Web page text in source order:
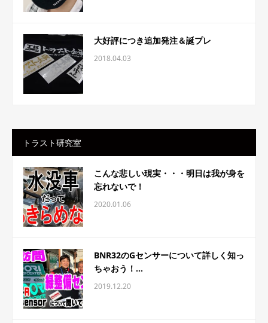
大好評につき追加発注＆誕プレ
2018.04.03
トラスト研究室
こんな悲しい現実・・・明日は我が身を
忘れないで！
2020.01.06
BNR32のGセンサーについて詳しく知っ
ちゃおう！...
2019.12.20